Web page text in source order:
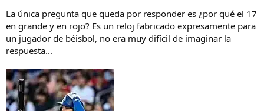
www.seikowatches.com
La única pregunta que queda por responder es ¿por qué el 17
en grande y en rojo? Es un reloj fabricado expresamente para
un jugador de béisbol, no era muy difícil de imaginar la
respuesta...